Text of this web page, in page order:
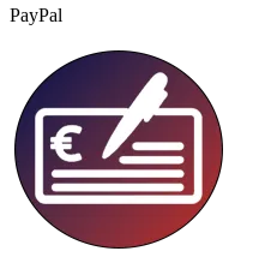
PayPal